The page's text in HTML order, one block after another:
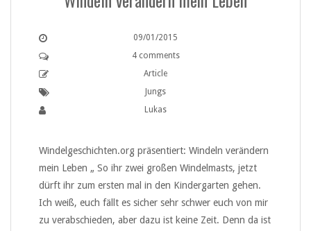
09/01/2015
4 comments
Article
Jungs
Lukas
Windelgeschichten.org präsentiert: Windeln verändern
mein Leben „ So ihr zwei großen Windelmasts, jetzt
dürft ihr zum ersten mal in den Kindergarten gehen.
Ich weiß, euch fällt es sicher sehr schwer euch von mir
zu verabschieden, aber dazu ist keine Zeit. Denn da ist